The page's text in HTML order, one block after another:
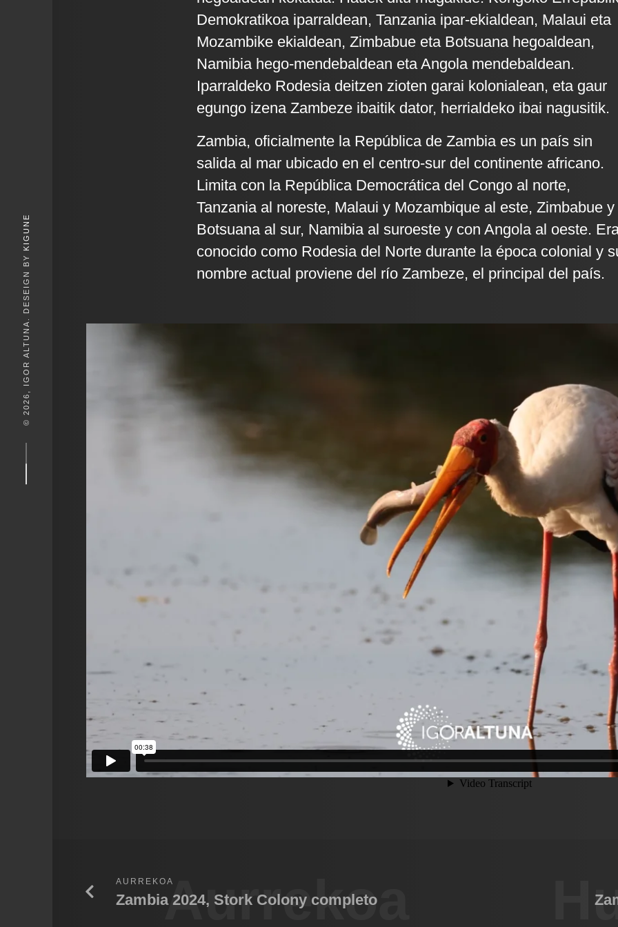
© 2026, IGOR ALTUNA. DESEIGN BY
KIGUNE
Demokratikoa iparraldean, Tanzania ipar-ekialdean, Malaui eta
Mozambike ekialdean, Zimbabue eta Botsuana hegoaldean,
Namibia hego-mendebaldean eta Angola mendebaldean.
Iparraldeko Rodesia deitzen zioten garai kolonialean, eta gaur
egungo izena Zambeze ibaitik dator, herrialdeko ibai nagusitik.
Zambia, oficialmente la República de Zambia es un país sin
salida al mar ubicado en el centro-sur del continente africano.
Limita con la República Democrática del Congo al norte,
Tanzania al noreste, Malaui y Mozambique al este, Zimbabue y
Botsuana al sur, Namibia al suroeste y con Angola al oeste.
conocido como Rodesia del Norte durante la época colonial y
nombre actual proviene del río Zambeze, el principal del país.
Aurrekoa
AURREKOA
Zambia 2024, Stork Colony completo